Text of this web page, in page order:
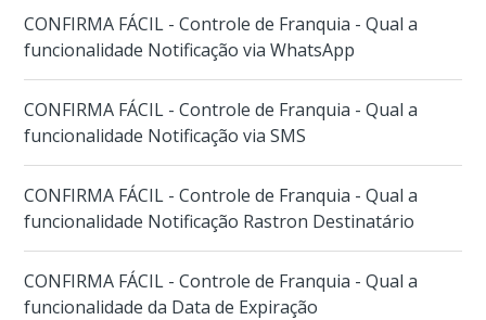
CONFIRMA FÁCIL - Controle de Franquia - Qual a
funcionalidade Notificação via WhatsApp
CONFIRMA FÁCIL - Controle de Franquia - Qual a
funcionalidade Notificação via SMS
CONFIRMA FÁCIL - Controle de Franquia - Qual a
funcionalidade Notificação Rastron Destinatário
CONFIRMA FÁCIL - Controle de Franquia - Qual a
funcionalidade da Data de Expiração